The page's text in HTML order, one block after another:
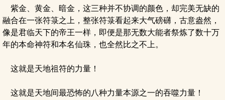
紫金、黄金、暗金，这三种并不协调的颜色，却完美无缺的
融合在一张符箓之上，整张符箓看起来大气磅礴，古意盎然，
像是君临天下的帝王一样，即便是那无数大能者祭炼了数十万
年的本命神符和本名仙珠，也全然比之不上。
这就是天地祖符的力量！
这就是天地间最恐怖的八种力量本源之一的吞噬力量！